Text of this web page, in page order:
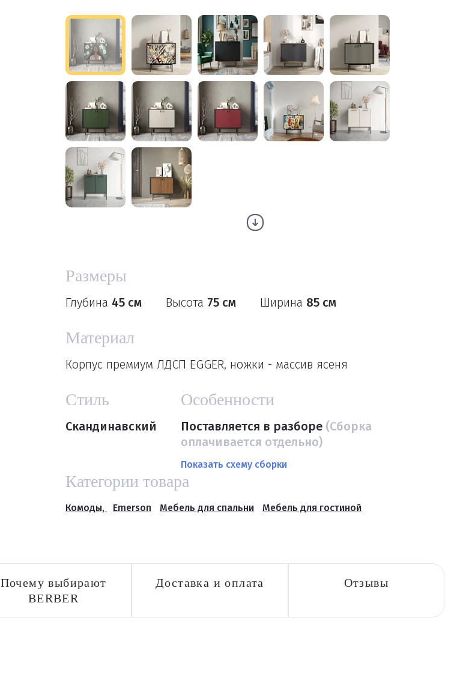
Размеры
Глубина 45 см Высота 75 см Ширина 85 см
Материал
Корпус премиум ЛДСП EGGER, ножки - массив ясеня
Стиль
Скандинавский
Особенности
Поставляется в разборе (Сборка
оплачивается отдельно)
Показать схему сборки
Категории товара
Комоды, Emerson Мебель для спальни Мебель для гостиной
Почему выбирают
BERBER
Доставка и оплата Отзывы